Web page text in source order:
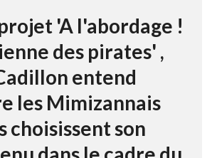
'A l'abordage !
des pirates' ,
entend
les Mimizannais
choisissent son